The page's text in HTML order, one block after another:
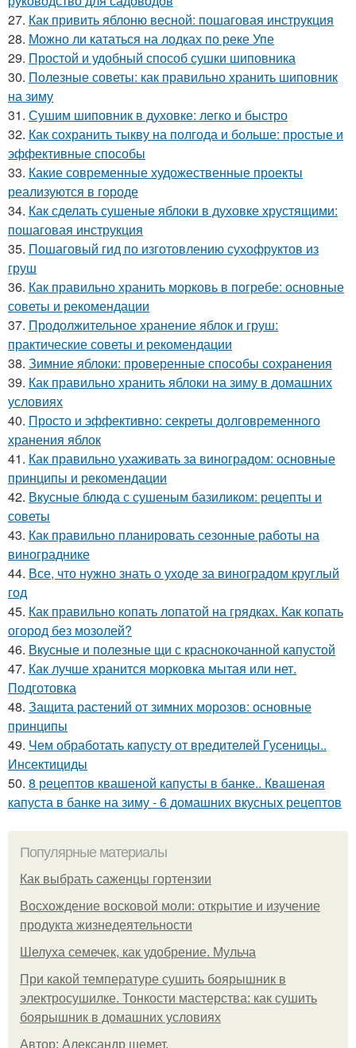
27. Как привить яблоню весной: пошаговая инструкция
28. Можно ли кататься на лодках по реке Упе
29. Простой и удобный способ сушки шиповника
30. Полезные советы: как правильно хранить шиповник
на зиму
31. Сушим шиповник в духовке: легко и быстро
32. Как сохранить тыкву на полгода и больше: простые и
эффективные способы
33. Какие современные художественные проекты
реализуются в городе
34. Как сделать сушеные яблоки в духовке хрустящими:
пошаговая инструкция
35. Пошаговый гид по изготовлению сухофруктов из
груш
36. Как правильно хранить морковь в погребе: основные
советы и рекомендации
37. Продолжительное хранение яблок и груш:
практические советы и рекомендации
38. Зимние яблоки: проверенные способы сохранения
39. Как правильно хранить яблоки на зиму в домашних
условиях
40. Просто и эффективно: секреты долговременного
хранения яблок
41. Как правильно ухаживать за виноградом: основные
принципы и рекомендации
42. Вкусные блюда с сушеным базиликом: рецепты и
советы
43. Как правильно планировать сезонные работы на
винограднике
44. Все, что нужно знать о уходе за виноградом круглый
год
45. Как правильно копать лопатой на грядках. Как копать
огород без мозолей?
46. Вкусные и полезные щи с краснокочанной капустой
47. Как лучше хранится морковка мытая или нет.
Подготовка
48. Защита растений от зимних морозов: основные
принципы
49. Чем обработать капусту от вредителей Гусеницы..
Инсектициды
50. 8 рецептов квашеной капусты в банке.. Квашеная
капуста в банке на зиму - 6 домашних вкусных рецептов
Популярные материалы
Как выбрать саженцы гортензии
Восхождение восковой моли: открытие и изучение
продукта жизнедеятельности
Шелуха семечек, как удобрение. Мульча
При какой температуре сушить боярышник в
электросушилке. Тонкости мастерства: как сушить
боярышник в домашних условиях
Автор: Александр шемет.